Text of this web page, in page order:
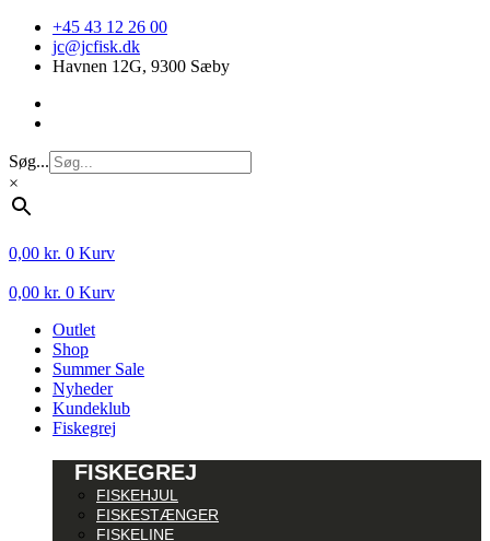
Videre
indhold
+45 43 12 26 00
jc@jcfisk.dk
Havnen 12G, 9300 Sæby
Søg...
×
0,00 kr. 0 Kurv
0,00 kr. 0 Kurv
Outlet
Shop
Summer Sale
Nyheder
Kundeklub
Fiskegrej
FISKEGREJ
FISKEHJUL
FISKESTÆNGER
FISKELINE